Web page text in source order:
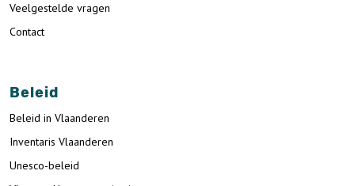
Veelgestelde vragen
Contact
Beleid
Beleid in Vlaanderen
Inventaris Vlaanderen
Unesco-beleid